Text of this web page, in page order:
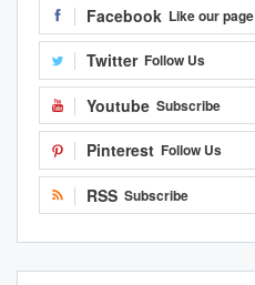
Facebook Like our page
Twitter Follow Us
Youtube Subscribe
Pinterest Follow Us
RSS Subscribe